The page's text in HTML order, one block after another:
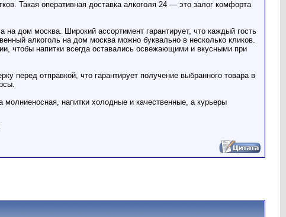
Такая оперативная доставка алкоголя 24 — это залог комфорта
дом москва. Широкий ассортимент гарантирует, что каждый гость
алкоголь на дом москва можно буквально в несколько кликов.
чтобы напитки всегда оставались освежающими и вкусными при
перед отправкой, что гарантирует получение выбранного товара в
напитки холодные и качественные, а курьеры